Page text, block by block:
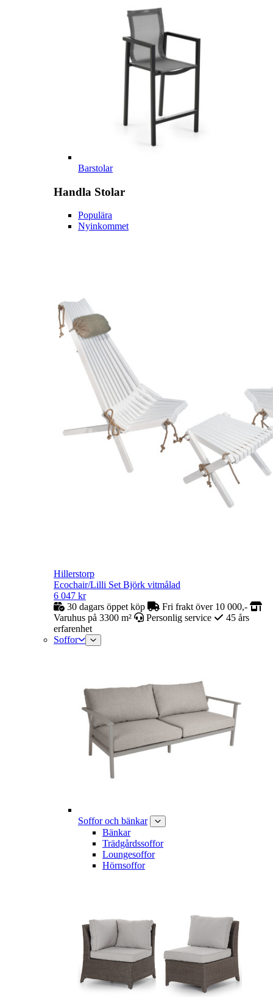
Barstolar
Handla Stolar
Populära
Nyinkommet
Hillerstorp
Ecochair/Lilli Set Björk vitmålad
6 047 kr
30 dagars öppet köp
Fri frakt över 10 000,-
Varuhus på 3300 m²
Personlig service
45 års
erfarenhet
Soffor
Soffor och bänkar
Bänkar
Trädgårdssoffor
Loungesoffor
Hörnsoffor